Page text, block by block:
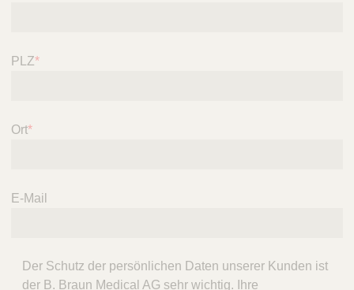
PLZ*
Ort*
E-Mail
Der Schutz der persönlichen Daten unserer Kunden ist
der B. Braun Medical AG sehr wichtig. Ihre